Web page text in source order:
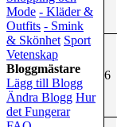
Mode - Kläder &
Outfits - Smink
& Skönhet Sport
Vetenskap
Bloggmästare
Lägg till Blogg
Ändra Blogg Hur
det Fungerar
6